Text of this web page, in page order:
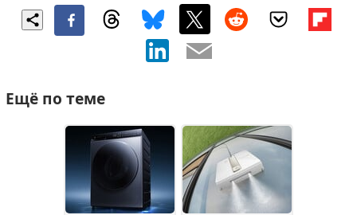
Ещё по теме